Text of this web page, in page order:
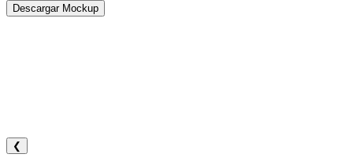
Descargar Mockup
❮